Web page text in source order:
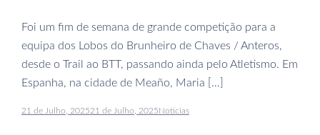
Foi um fim de semana de grande competição para a
equipa dos Lobos do Brunheiro de Chaves / Anteros,
desde o Trail ao BTT, passando ainda pelo Atletismo. Em
Espanha, na cidade de Meaño, Maria […]
21 de Julho, 202521 de Julho, 2025Noticias